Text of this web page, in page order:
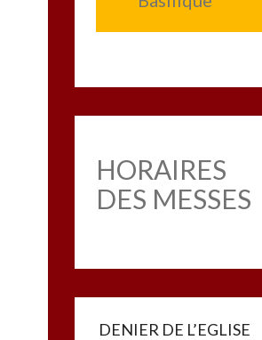
HORAIRES
DES MESSES
DENIER DE L’EGLISE